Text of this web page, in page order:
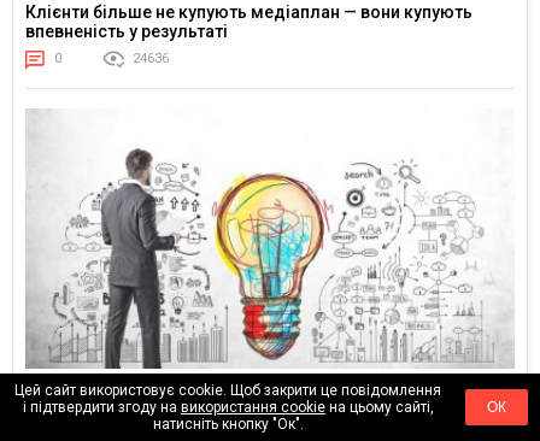
Клієнти більше не купують медіаплан — вони купують
впевненість у результаті
0 24636
01.02.2026
Від “оптимізації реклами” до керування попитом: ціннісна
Цей сайт використовує cookie. Щоб закрити це повідомлення
і підтвердити згоду на використання cookieна цьому сайті,
натисніть кнопку "Ок".
ОК